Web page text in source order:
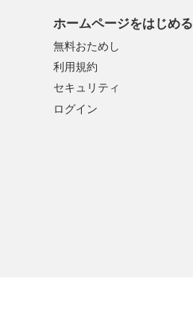
ホームページをはじめる
無料おためし
利用規約
セキュリティ
ログイン